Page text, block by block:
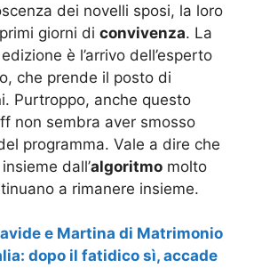
dei novelli sposi, la loro
giorni di convivenza. La
è l’arrivo dell’esperto
che prende il posto di
Purtroppo, anche questo
non sembra aver smosso
programma. Vale a dire che
dall’algoritmo molto
a rimanere insieme.
e Martina di Matrimonio
dopo il fatidico sì, accade